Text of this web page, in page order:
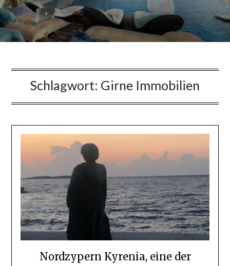
Schlagwort: Girne Immobilien
Nordzypern Kyrenia, eine der